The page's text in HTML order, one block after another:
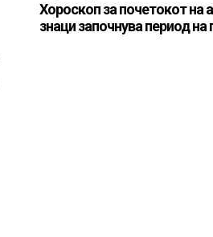
Хороскоп за почетокот на
знаци започнува период